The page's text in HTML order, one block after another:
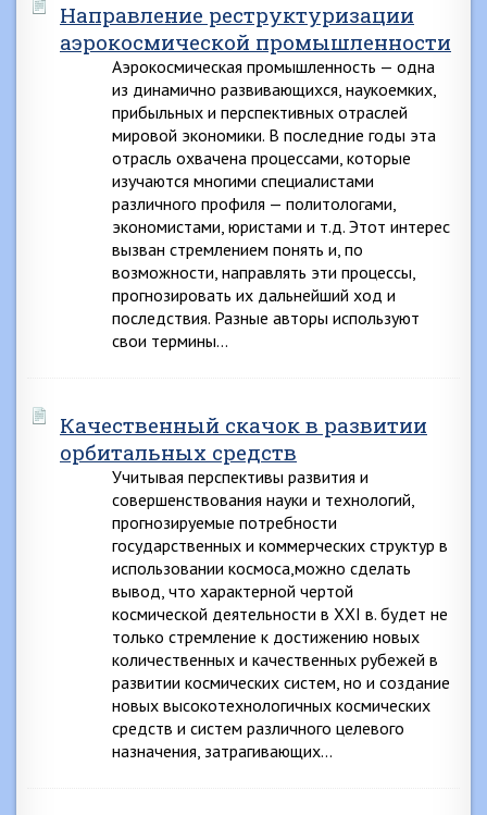
Направление реструктуризации
аэрокосмической промышленности
Аэрокосмическая промышленность — одна
из динамично развивающихся, наукоемких,
прибыльных и перспективных отраслей
мировой экономики. В последние годы эта
отрасль охвачена процессами, которые
изучаются многими специалистами
различного профиля — политологами,
экономистами, юристами и т.д. Этот интерес
вызван стремлением понять и, по
возможности, направлять эти процессы,
прогнозировать их дальнейший ход и
последствия. Разные авторы используют
свои термины…
Качественный скачок в развитии
орбитальных средств
Учитывая перспективы развития и
совершенствования науки и технологий,
прогнозируемые потребности
государственных и коммерческих структур в
использовании космоса,можно сделать
вывод, что характерной чертой
космической деятельности в XXI в. будет не
только стремление к достижению новых
количественных и качественных рубежей в
развитии космических систем, но и создание
новых высокотехнологичных космических
средств и систем различного целевого
назначения, затрагивающих…